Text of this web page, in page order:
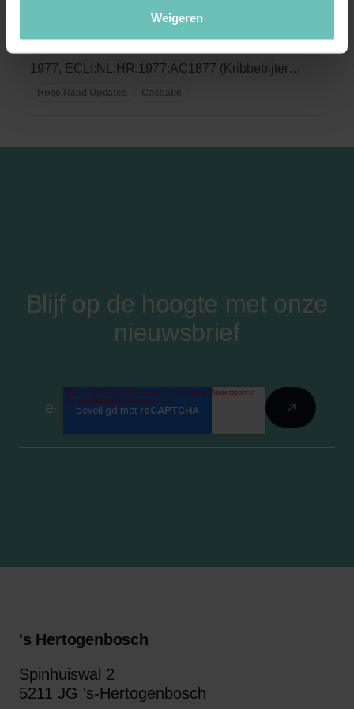
Weigeren
december 2019, 18-04093)
1977, ECLI:NL:HR:1977:AC1877 (Kribbebijter).
...Hoge Raad Updates Cassatie
Blijf op de hoogte met onze
nieuwsbrief
's Hertogenbosch
Spinhuiswal 2
5211 JG 's-Hertogenbosch